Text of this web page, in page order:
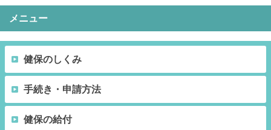
メニュー
健保のしくみ
手続き・申請方法
健保の給付